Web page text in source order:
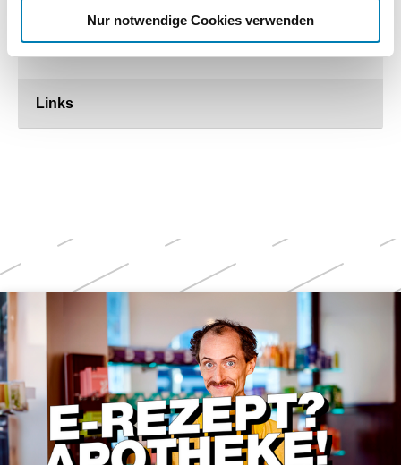
Nur notwendige Cookies verwenden
Links
Apothekenberufe
29.01.2024
Weitere
Themen